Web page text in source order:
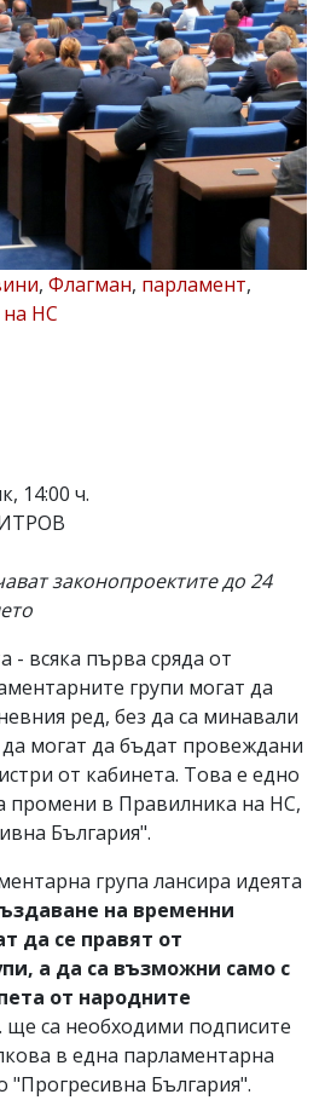
, Флагман, парламент,
НС
14:00 ч.
законопроектите до 24
- всяка първа сряда от
групи могат да
ред, без да са минавали
могат да бъдат провеждани
от кабинета. Това е едно
промени в Правилника на НС,
България".
група лансира идеята
на временни
да се правят от
а да са възможни само с
от народните
ще са необходими подписите
в една парламентарна
"Прогресивна България".